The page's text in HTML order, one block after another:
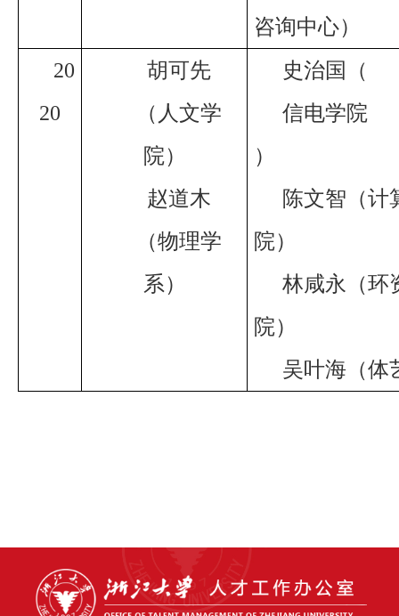
咨询中心）
20
20
胡可先
（人文学
院）
赵道木
（物理学
系）
史治国（
信电学院
）
陈文智（计
院）
林咸永（环
院）
吴叶海（体